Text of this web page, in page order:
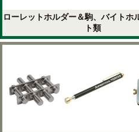
ローレットホルダー＆駒、バイトホ
ト類